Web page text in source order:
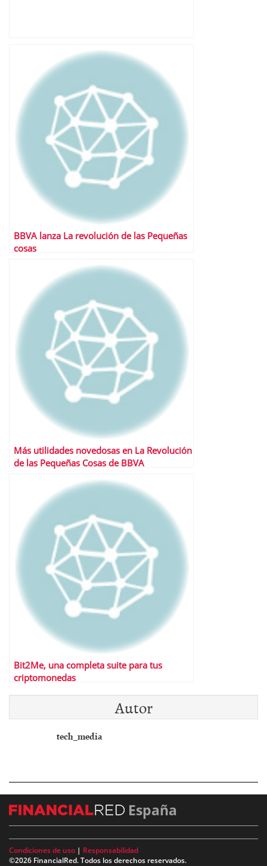
BBVA lanza La revolución de las Pequeñas
cosas
Más utilidades novedosas en La Revolución
de las Pequeñas Cosas de BBVA
Bit2Me, una completa suite para tus
criptomonedas
Autor
tech_media
España
Condiciones de uso | Responsabilidad
©2026 FinancialRed. Todos los derechos reservados.